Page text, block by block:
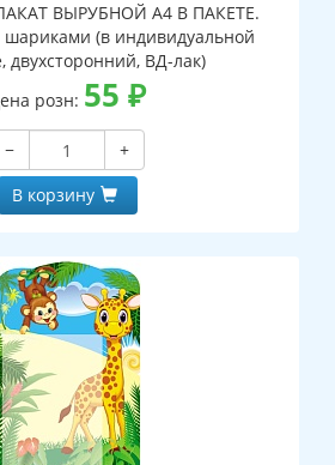
ВЫРУБНОЙ А4 В ПАКЕТЕ.
шариками (в индивидуальной
двухсторонний, ВД-лак)
розн: 55 ₽
−
+
В корзину